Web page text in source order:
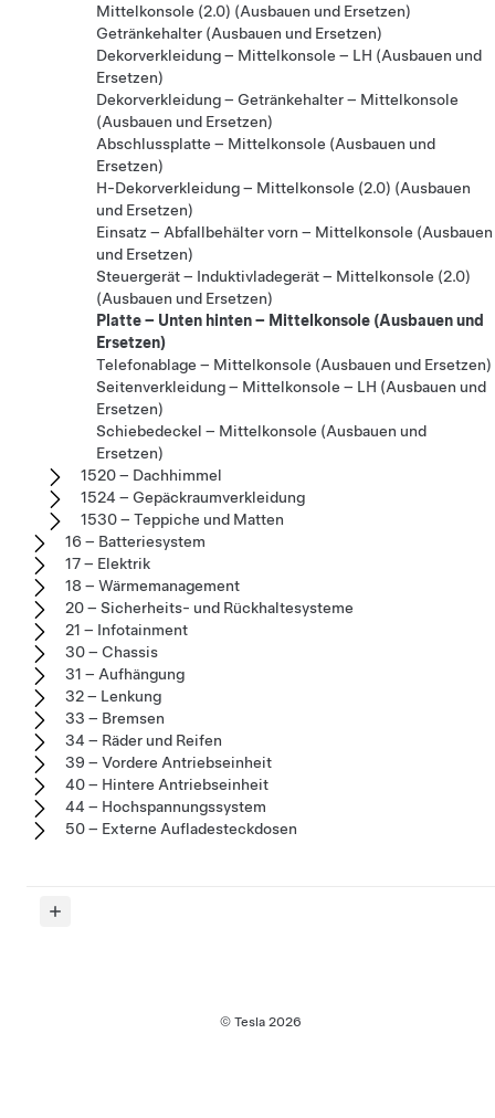
Mittelkonsole (2.0) (Ausbauen und Ersetzen)
Getränkehalter (Ausbauen und Ersetzen)
Dekorverkleidung – Mittelkonsole – LH (Ausbauen und
Ersetzen)
Dekorverkleidung – Getränkehalter – Mittelkonsole
(Ausbauen und Ersetzen)
Abschlussplatte – Mittelkonsole (Ausbauen und
Ersetzen)
H-Dekorverkleidung – Mittelkonsole (2.0) (Ausbauen
und Ersetzen)
Einsatz – Abfallbehälter vorn – Mittelkonsole (Ausbauen
und Ersetzen)
Steuergerät – Induktivladegerät – Mittelkonsole (2.0)
(Ausbauen und Ersetzen)
Platte – Unten hinten – Mittelkonsole (Ausbauen und
Ersetzen)
Telefonablage – Mittelkonsole (Ausbauen und Ersetzen)
Seitenverkleidung – Mittelkonsole – LH (Ausbauen und
Ersetzen)
Schiebedeckel – Mittelkonsole (Ausbauen und
Ersetzen)
1520 – Dachhimmel
1524 – Gepäckraumverkleidung
1530 – Teppiche und Matten
16 – Batteriesystem
17 – Elektrik
18 – Wärmemanagement
20 – Sicherheits- und Rückhaltesysteme
21 – Infotainment
30 – Chassis
31 – Aufhängung
32 – Lenkung
33 – Bremsen
34 – Räder und Reifen
39 – Vordere Antriebseinheit
40 – Hintere Antriebseinheit
44 – Hochspannungssystem
50 – Externe Aufladesteckdosen
© Tesla 2026